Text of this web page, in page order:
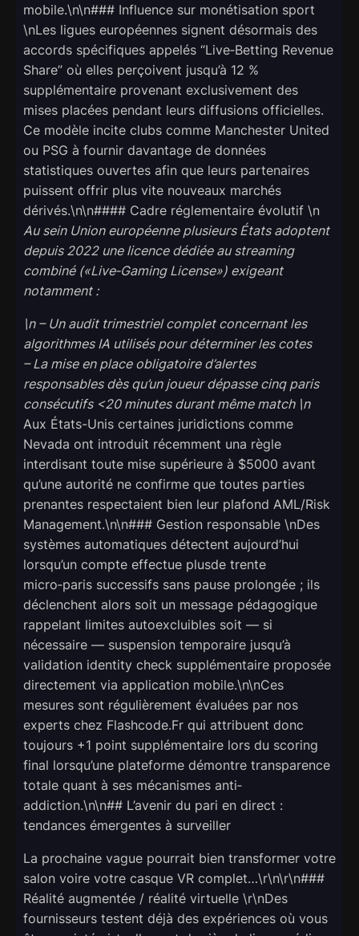
mobile.\n\n### Influence sur monétisation sport
\nLes ligues européennes signent désormais des
accords spécifiques appelés “Live‑Betting Revenue
Share” où elles perçoivent jusqu’à 12 %
supplémentaire provenant exclusivement des
mises placées pendant leurs diffusions officielles.
Ce modèle incite clubs comme Manchester United
ou PSG à fournir davantage de données
statistiques ouvertes afin que leurs partenaires
puissent offrir plus vite nouveaux marchés
dérivés.\n\n#### Cadre réglementaire évolutif \n
Au sein Union européenne plusieurs États adoptent
depuis 2022 une licence dédiée au streaming
combiné («Live‐Gaming License») exigeant
notamment :
\n – Un audit trimestriel complet concernant les
algorithmes IA utilisés pour déterminer les cotes
– La mise en place obligatoire d’alertes
responsables dès qu’un joueur dépasse cinq paris
consécutifs <20 minutes durant même match \n
Aux États-Unis certaines juridictions comme
Nevada ont introduit récemment una règle
interdisant toute mise supérieure à $5000 avant
qu’une autorité ne confirme que toutes parties
prenantes respectaient bien leur plafond AML/Risk
Management.\n\n### Gestion responsable \nDes
systèmes automatiques détectent aujourd’hui
lorsqu’un compte effectue plusde trente
micro‑paris successifs sans pause prolongée ; ils
déclenchent alors soit un message pédagogique
rappelant limites autoexcluibles soit — si
nécessaire — suspension temporaire jusqu’à
validation identity check supplémentaire proposée
directement via application mobile.\n\nCes
mesures sont régulièrement évaluées par nos
experts chez Flashcode.Fr qui attribuent donc
toujours +1 point supplémentaire lors du scoring
final lorsqu’une plateforme démontre transparence
totale quant à ses mécanismes anti‐
addiction.\n\n## L’avenir du pari en direct :
tendances émergentes à surveiller
La prochaine vague pourrait bien transformer votre
salon voire votre casque VR complet…\r\n\r\n###
Réalité augmentée / réalité virtuelle \r\nDes
fournisseurs testent déjà des expériences où vous